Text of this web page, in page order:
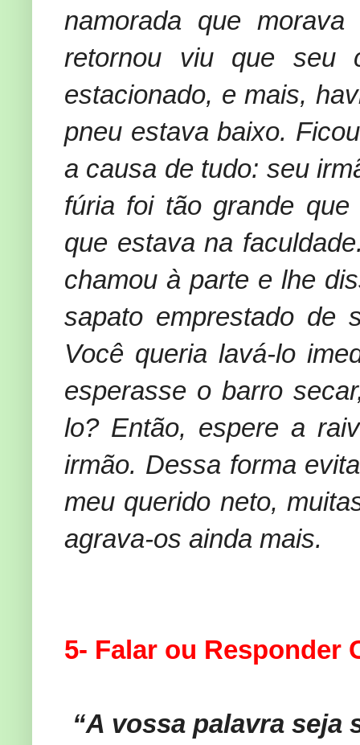
namorada que
retornou viu que seu
estacionado, e mais,
pneu estava baixo.
a causa de tudo: seu
fúria foi tão grande
que estava na
chamou à parte e lhe
sapato emprestado de
Você queria lavá-lo
esperasse o barro
lo? Então, espere a
irmão. Dessa forma
meu querido neto,
agrava-os ainda mais.
5- Falar ou Responder
“A vossa palavra seja